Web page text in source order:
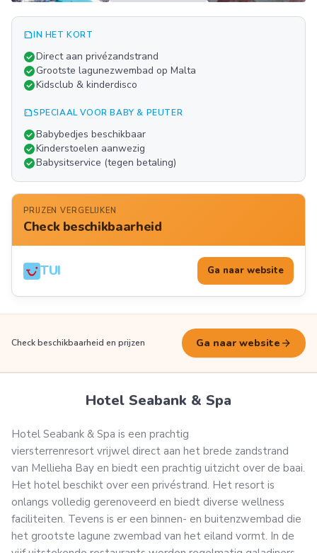
summarizeIN HET KORT
check_circleDirect aan privézandstrand
check_circleGrootste lagunezwembad op Malta
check_circleKidsclub & kinderdisco
summarizeSPECIAAL VOOR BABY & PEUTER
check_circleBabybedjes beschikbaar
check_circleKinderstoelen aanwezig
check_circleBabysitservice (tegen betaling)
PRIJZEN VERGELIJKEN
Check beschikbaarheid
TUI Ga naar website
Check beschikbaarheid en prijzen Ga naar website arrow_forward
Hotel Seabank & Spa
Hotel Seabank & Spa is een prachtig
viersterrenresort vrijwel direct aan het brede zandstrand
van Mellieha Bay en biedt een prachtig uitzicht over de baai.
Het hotel beschikt over een privéstrand. Het resort is
onlangs volledig gerenoveerd en biedt diverse wellness
faciliteiten. Tevens is er een binnen- en buitenzwembad die
het grootste lagune zwembad van het eiland vormt. In de